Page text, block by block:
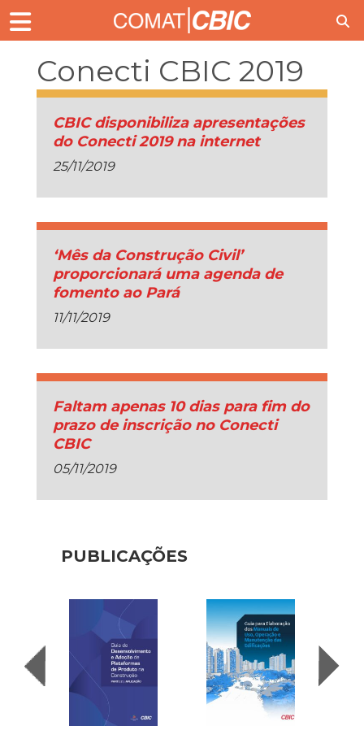
Conecti CBIC 2019
CBIC disponibiliza apresentações
do Conecti 2019 na internet
25/11/2019
‘Mês da Construção Civil’
proporcionará uma agenda de
fomento ao Pará
11/11/2019
Faltam apenas 10 dias para fim do
prazo de inscrição no Conecti
CBIC
05/11/2019
PUBLICAÇÕES